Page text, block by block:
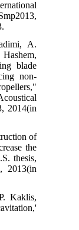
A.
blade
non-
2014(in
of
the
thesis,
2013(in
Kaklis,